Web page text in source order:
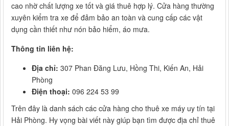
cao nhờ chất lượng xe tốt và giá thuê hợp lý. Cửa hàng thường
xuyên kiểm tra xe để đảm bảo an toàn và cung cấp các vật
dụng cần thiết như nón bảo hiểm, áo mưa.
Thông tin liên hệ:
Địa chỉ: 307 Phan Đăng Lưu, Hồng Thi, Kiến An, Hải
Phòng
Điện thoại: 096 224 53 99
Trên đây là danh sách các cửa hàng cho thuê xe máy uy tín tại
Hải Phòng. Hy vọng bài viết này giúp bạn tìm được địa chỉ thuê